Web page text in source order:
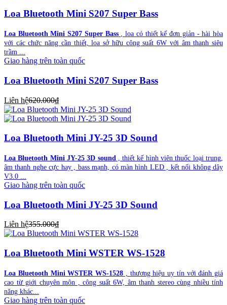
Loa Bluetooth Mini S207 Super Bass
Loa Bluetooth Mini S207 Super Bass, loa có thiết kế đơn giản - hài hòa
với các chức năng cần thiết, loa sở hữu công suất 6W với âm thanh siêu
trầm ...
Giao hàng trên toàn quốc
Loa Bluetooth Mini S207 Super Bass
Liên hệ620.000₫
Loa Bluetooth Mini JY-25 3D Sound
Loa Bluetooth Mini JY-25 3D sound, thiết kế hình viên thuốc loại trung,
âm thanh nghe cực hay , bass mạnh, có màn hình LED , kết nối không dây
V3.0 ...
Giao hàng trên toàn quốc
Loa Bluetooth Mini JY-25 3D Sound
Liên hệ355.000₫
Loa Bluetooth Mini WSTER WS-1528
Loa Bluetooth Mini WSTER WS-1528 , thương hiệu uy tín với đánh giá
cao từ giới chuyên môn , công suất 6W, âm thanh stereo cùng nhiều tính
năng khác...
Giao hàng trên toàn quốc